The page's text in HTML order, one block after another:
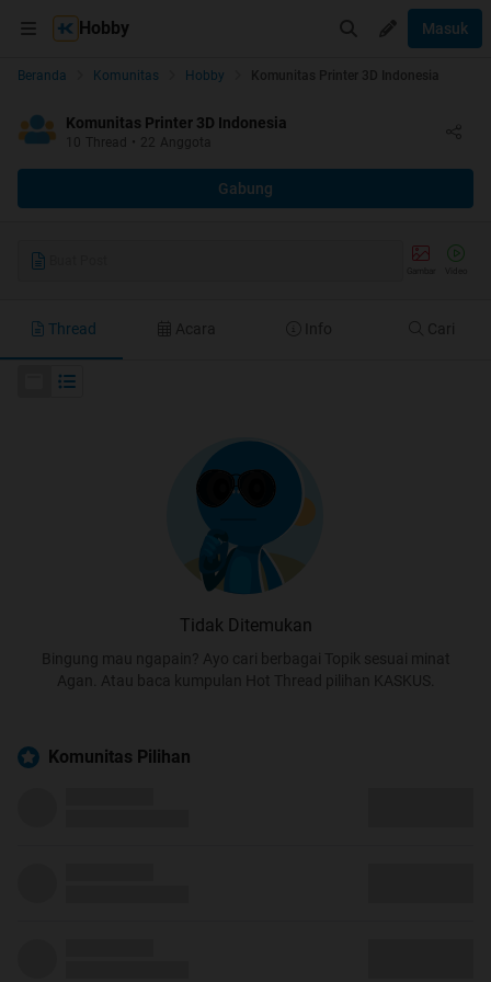
Hobby Masuk
Beranda Komunitas Hobby Komunitas Printer 3D Indonesia
Komunitas Printer 3D Indonesia
Thread • 22 Anggota
Gabung
Thread Acara Info Cari
Tidak Ditemukan
Bingung mau ngapain? Ayo cari berbagai Topik sesuai minat
Agan. Atau baca kumpulan Hot Thread pilihan KASKUS.
Komunitas Pilihan